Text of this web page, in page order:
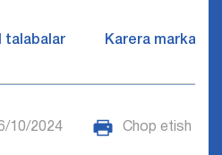
talabalar Karera markazi
10/2024 Chop etish